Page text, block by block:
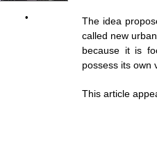
•
The idea
called new
because it is
possess its own
This article